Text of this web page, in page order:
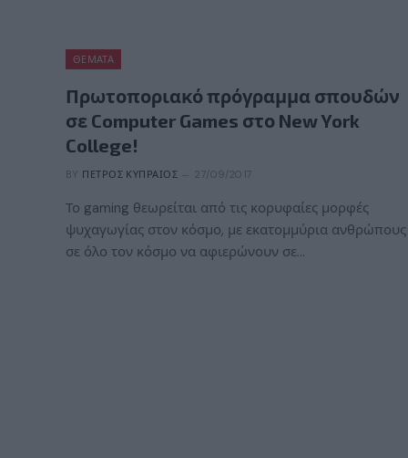
ΘΈΜΑΤΑ
Πρωτοποριακό πρόγραμμα σπουδών
σε Computer Games στο New York
College!
BY ΠΈΤΡΟΣ ΚΥΠΡΑΊΟΣ 27/09/2017
Το gaming θεωρείται από τις κορυφαίες μορφές
ψυχαγωγίας στον κόσμο, με εκατομμύρια ανθρώπους
σε όλο τον κόσμο να αφιερώνουν σε…